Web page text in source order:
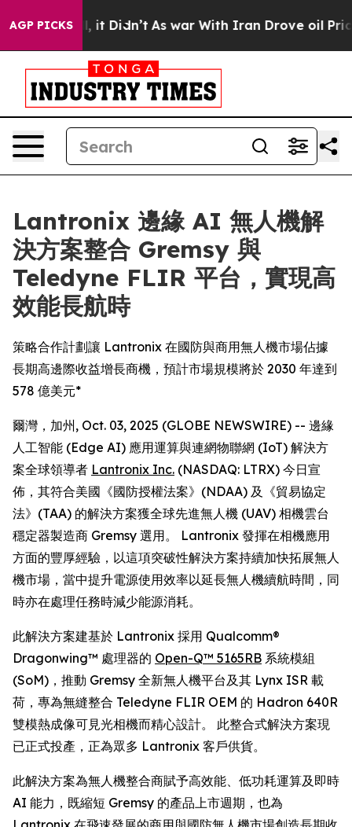
AGP PICKS
Well, it Didn’t As war With Iran Drove oil Prices
Lantronix 邊緣 AI 無人機解
決方案整合 Gremsy 與
Teledyne FLIR 平台，實現高
效能長航時
策略合作計劃讓 Lantronix 在國防與商用無人機市場佔據
長期高邊際收益增長商機，預計市場規模將於 2030 年達到
578 億美元*
爾灣，加州, Oct. 03, 2025 (GLOBE NEWSWIRE) -- 邊緣
人工智能 (Edge AI) 應用運算與連網物聯網 (IoT) 解決方
案全球領導者 Lantronix Inc. (NASDAQ: LTRX) 今日宣
佈，其符合美國《國防授權法案》(NDAA) 及《貿易協定
法》(TAA) 的解決方案獲全球先進無人機 (UAV) 相機雲台
穩定器製造商 Gremsy 選用。 Lantronix 發揮在相機應用
方面的豐厚經驗，以這項突破性解決方案持續加快拓展無人
機市場，當中提升電源使用效率以延長無人機續航時間，同
時亦在處理任務時減少能源消耗。
此解決方案建基於 Lantronix 採用 Qualcomm®
Dragonwing™ 處理器的 Open-Q™ 5165RB 系統模組
(SoM)，推動 Gremsy 全新無人機平台及其 Lynx ISR 載
荷，專為無縫整合 Teledyne FLIR OEM 的 Hadron 640R
雙模熱成像可見光相機而精心設計。 此整合式解決方案現
已正式投產，正為眾多 Lantronix 客戶供貨。
此解決方案為無人機整合商賦予高效能、低功耗運算及即時
AI 能力，既縮短 Gremsy 的產品上市週期，也為